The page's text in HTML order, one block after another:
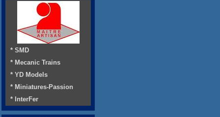
* SMD
* Mecanic Trains
* YD Models
* Miniatures-Passion
* InterFer